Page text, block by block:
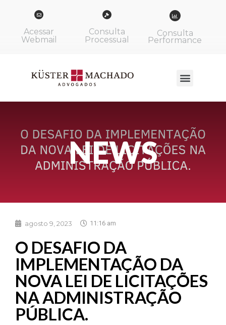
Acessar
Webmail
Consulta
Processual
Consulta
Performance
NEWS
agosto 9, 2023 11:16 am
O DESAFIO DA
IMPLEMENTAÇÃO DA
NOVA LEI DE LICITAÇÕES
NA ADMINISTRAÇÃO
PÚBLICA.